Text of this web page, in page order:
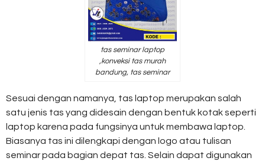
tas seminar laptop
,konveksi tas murah
bandung, tas seminar
Sesuai dengan namanya, tas laptop merupakan salah
satu jenis tas yang didesain dengan bentuk kotak seperti
laptop karena pada fungsinya untuk membawa laptop.
Biasanya tas ini dilengkapi dengan logo atau tulisan
seminar pada bagian depat tas. Selain dapat digunakan